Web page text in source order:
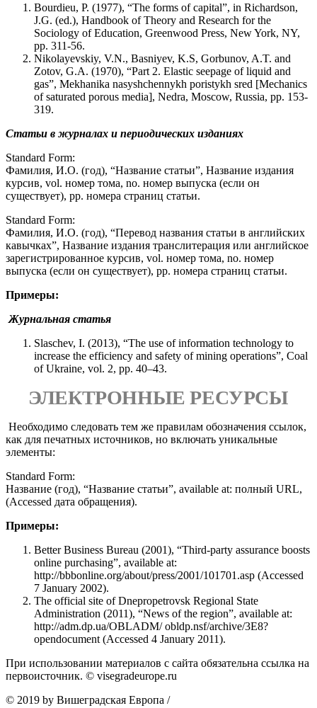
Bourdieu, P. (1977), “The forms of capital”, in Richardson,
J.G. (ed.), Handbook of Theory and Research for the
Sociology of Education, Greenwood Press, New York, NY,
pp. 311-56.
Nikolayevskiy, V.N., Basniyev, K.S, Gorbunov, A.T. and
Zotov, G.A. (1970), “Part 2. Elastic seepage of liquid and
gas”, Mekhanika nasyshchennykh poristykh sred [Mechanics
of saturated porous media], Nedra, Moscow, Russia, pp. 153-
319.
Статьи в журналах и периодических изданиях
Standard Form:
Фамилия, И.О. (год), “Название статьи”, Название издания
курсив, vol. номер тома, no. номер выпуска (если он
существует), pp. номера страниц статьи.
Standard Form:
Фамилия, И.О. (год), “Перевод названия статьи в английских
кавычках”, Название издания транслитерация или английское
зарегистрированное курсив, vol. номер тома, no. номер
выпуска (если он существует), pp. номера страниц статьи.
Примеры:
Журнальная статья
Slaschev, I. (2013), “The use of information technology to
increase the efficiency and safety of mining operations”, Coal
of Ukraine, vol. 2, pp. 40–43.
ЭЛЕКТРОННЫЕ РЕСУРСЫ
Необходимо следовать тем же правилам обозначения ссылок,
как для печатных источников, но включать уникальные
элементы:
Standard Form:
Название (год), “Название статьи”, available at: полный URL,
(Accessed дата обращения).
Примеры:
Better Business Bureau (2001), “Third-party assurance boosts
online purchasing”, available at:
http://bbbonline.org/about/press/2001/101701.asp (Accessed
7 January 2002).
The official site of Dnepropetrovsk Regional State
Administration (2011), “News of the region”, available at:
http://adm.dp.ua/OBLADM/ obldp.nsf/archive/3E8?
opendocument (Accessed 4 January 2011).
При использовании материалов с сайта обязательна ссылка на
первоисточник. © visegradeurope.ru
© 2019 by Вишеградская Европа /